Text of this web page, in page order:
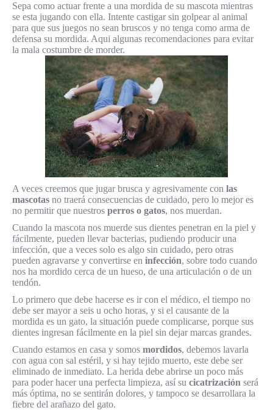
Sepa como actuar frente a una mordida de su mascota mientras
se esta jugando con ella. Intente castigar sin golpear al animal
para que sus juegos no sean bruscos y no tenga como arma de
defensa su mordida. Aqui algunas recomendaciones para evitar
la mala costumbre de morder.
A veces creemos que jugar brusca y agresivamente con las
mascotas no traerá consecuencias de cuidado, pero lo mejor es
no permitir que nuestros perros o gatos, nos muerdan.
Cuando la mascota nos muerde sus dientes penetran en la piel y
fácilmente, pueden llevar bacterias, pudiendo producir una
infección, que a veces solo es algo sin cuidado, pero otras
pueden agravarse y convertirse en infección, sobre todo cuando
nos ha mordido cerca de un hueso, de una articulación o de un
tendón.
Lo primero que debe hacerse es ir con el médico, el tiempo no
debe ser mayor a seis u ocho horas, y si el causante de la
mordida es un gato, la situación puede complicarse, porque sus
dientes ingresan fácilmente en la piel sin dejar marcas grandes.
Cuando estamos en casa y somos mordidos, debemos lavarla
con agua con sal estéril, y si hay tejido muerto, este debe ser
eliminado de inmediato. La herida debe abrirse un poco más
para poder hacer una perfecta limpieza, así su cicatrización será
más óptima, no se sentirán dolores, y tampoco se desarrollara la
fiebre del arañazo del gato.